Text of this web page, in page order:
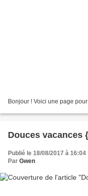
Bonjour ! Voici une page
Douces vacances
Publié le 18/08/2017 à 16:04
Par Gwen